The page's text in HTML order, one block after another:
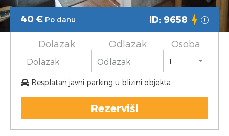
40 € Po danu ID: 9658
Dolazak Odlazak Osoba
Besplatan javni parking u blizini objekta
Rezerviši